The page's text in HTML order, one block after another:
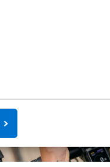
van de leverancier. Op